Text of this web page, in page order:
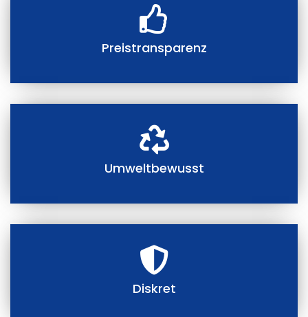
Preistransparenz
Umweltbewusst
Diskret